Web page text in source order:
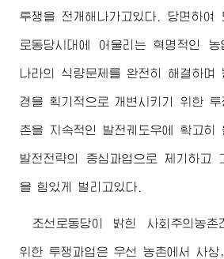
투쟁을 전개해나가고있다. 당면하여
로동당시대에 어울리는 혁명적인 농
나라의 식량문제를 완전히 해결하며
경을 획기적으로 개변시키기 위한
촌을 지속적인 발전궤도우에 확고히
발전전략의 중심과업으로 제기하고
을 힘있게 벌리고있다.
조선로동당이 밝힌 사회주의농촌
위한 투쟁과업은 우선 농촌에서 사